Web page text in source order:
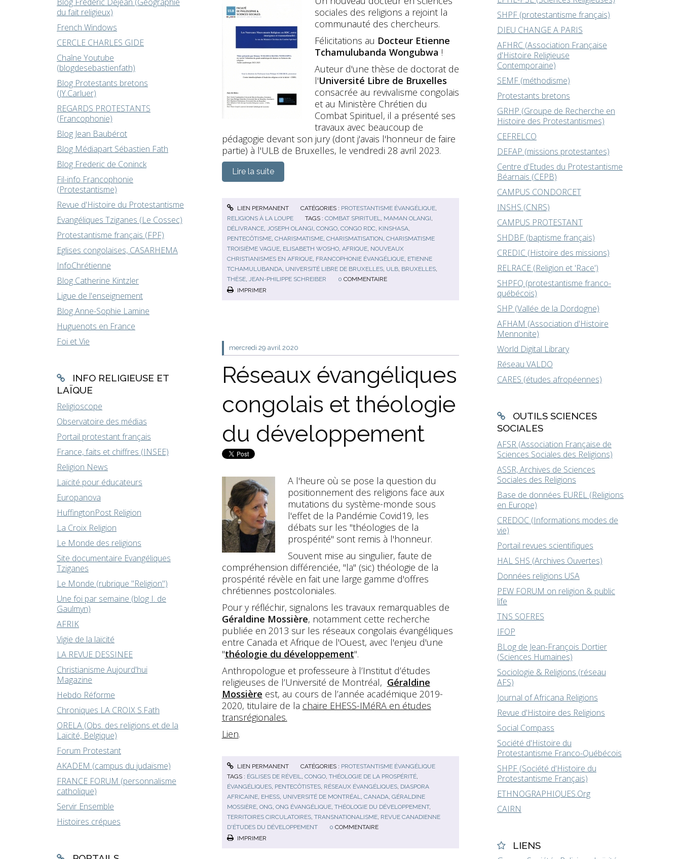
du fait religieux)
French Windows
CERCLE CHARLES GIDE
Chaîne Youtube
(blogdesebastienfath)
Blog Protestants bretons
(JY.Carluer)
REGARDS PROTESTANTS
(Francophonie)
Blog Jean Baubérot
Blog Médiapart Sébastien Fath
Blog Frederic de Coninck
Fil-info Francophonie
(Protestantisme)
Revue d'Histoire du Protestantisme
Evangéliques Tziganes (Le Cossec)
Protestantisme français (FPF)
Eglises congolaises, CASARHEMA
InfoChrétienne
Blog Catherine Kintzler
Ligue de l'enseignement
Blog Anne-Sophie Lamine
Huguenots en France
Foi et Vie
INFO RELIGIEUSE ET
LAÏQUE
Religioscope
Observatoire des médias
Portail protestant français
France, faits et chiffres (INSEE)
Religion News
Laïcité pour éducateurs
Europanova
HuffingtonPost Religion
La Croix Religion
Le Monde des religions
Site documentaire Evangéliques
Tziganes
Le Monde (rubrique "Religion")
Une foi par semaine (blog I. de
Gaulmyn)
AFRIK
Vigie de la laïcité
LA REVUE DESSINEE
Christianisme Aujourd'hui
Magazine
Hebdo Réforme
Chroniques LA CROIX S.Fath
ORELA (Obs. des religions et de la
Laïcité, Belgique)
Forum Protestant
AKADEM (campus du judaïsme)
FRANCE FORUM (personnalisme
catholique)
Servir Ensemble
Histoires crépues
sociales des religions a rejoint la
communauté des chercheurs.
Félicitations au Docteur Etienne
Tchamulubanda Wongubwa !
Auteur d'une thèse de doctorat de
l'Université Libre de Bruxelles
consacrée au revivalisme congolais
et au Ministère Chrétien du
Combat Spirituel, il a présenté ses
travaux avec beaucoup de
pédagogie devant son jury (dont j'avais l'honneur de faire
partie) à l'ULB de Bruxelles, le vendredi 28 avril 2023.
Lire la suite
LIEN PERMANENT CATÉGORIES : PROTESTANTISME ÉVANGÉLIQUE
RELIGIONS À LA LOUPE
TAGS : COMBAT SPIRITUEL MAMAN OLANGI
DÉLIVRANCE, JOSEPH OLANGI CONGO, CONGO RDC, KINSHASA,
PENTECÔTISME, CHARISMATISME, CHARISMATISATION CHARISMATISME
TROISIÈME VAGUE, ELISABETH WOSHO, AFRIQUE, NOUVEAUX
CHRISTIANISMES EN AFRIQUE, FRANCOPHONIE ÉVANGÉLIQUE, ETIENNE
TCHAMULUBANDA, UNIVERSITÉ LIBRE DE BRUXELLES, ULB, BRUXELLES,
THÈSE, JEAN-PHILIPPE SCHREIBER 0 COMMENTAIRE
IMPRIMER
mercredi 29 avril 2020
Réseaux évangéliques
congolais et théologie
du développement
A l'heure où se pose la question du
positionnement des religions face aux
mutations du système-monde sous
l'effet de la Pandémie Covid19, les
débats sur les "théologies de la
prospérité" sont remis à l'honneur.
Souvent mise au singulier, faute de
compréhension différenciée, "la" (sic) théologie de la
prospérité révèle en fait une large gamme d'offres
chrétiennes postcoloniales.
Pour y réfléchir, signalons les travaux remarquables de
Géraldine Mossière, notamment cette recherche
publiée en 2013 sur les réseaux congolais évangéliques
entre Canada et Afrique de l'Ouest, avec l'enjeu d'une
"théologie du développement".
Anthropologue et professeure à l’Institut d’études
religieuses de l’Université de Montréal, Géraldine
Mossière est, au cours de l’année académique 2019-
2020, titulaire de la chaire EHESS-IMéRA en études
transrégionales.
Lien.
LIEN PERMANENT CATÉGORIES : PROTESTANTISME ÉVANGÉLIQUE
TAGS : ÉGLISES DE RÉVEIL, CONGO, THÉOLOGIE DE LA PROSPÉRITÉ,
ÉVANGÉLIQUES, PENTECÔTISTES, RÉSEAUX ÉVANGÉLIQUES, DIASPORA
AFRICAINE, EHESS, UNIVERSITÉ DE MONTRÉAL, CANADA, GÉRALDINE
MOSSIÈRE, ONG, ONG ÉVANGÉLIQUE, THÉOLOGIE DU DÉVELOPPEMENT,
TERRITOIRES CIRCULATOIRES, TRANSNATIONALISME, REVUE CANADIENNE
D'ÉTUDES DU DÉVELOPPEMENT
0 COMMENTAIRE
IMPRIMER
SHPF (protestantisme français)
DIEU CHANGE A PARIS
AFHRC (Association Française
d'Histoire Religieuse
Contemporaine)
SEMF (méthodisme)
Protestants bretons
GRHP (Groupe de Recherche en
Histoire des Protestantismes)
CEFRELCO
DEFAP (missions protestantes)
Centre d'Etudes du Protestantisme
Béarnais (CEPB)
CAMPUS CONDORCET
INSHS (CNRS)
CAMPUS PROTESTANT
SHDBF (baptisme français)
CREDIC (Histoire des missions)
RELRACE (Religion et 'Race')
SHPFQ (protestantisme franco-
québécois)
SHP (Vallée de la Dordogne)
AFHAM (Association d'Histoire
Mennonite)
World Digital Library
Réseau VALDO
CARES (études afropéennes)
OUTILS SCIENCES
SOCIALES
AFSR (Association Française de
Sciences Sociales des Religions)
ASSR, Archives de Sciences
Sociales des Religions
Base de données EUREL (Religions
en Europe)
CREDOC (Informations modes de
vie)
Portail revues scientifiques
HAL SHS (Archives Ouvertes)
Données religions USA
PEW FORUM on religion & public
life
TNS SOFRES
IFOP
BLog de Jean-François Dortier
(Sciences Humaines)
Sociologie & Religions (réseau
AFS)
Journal of Africana Religions
Revue d'Histoire des Religions
Social Compass
Société d'Histoire du
Protestantisme Franco-Québécois
SHPF (Société d'Histoire du
Protestantisme Français)
ETHNOGRAPHIQUES.Org
CAIRN
LIENS